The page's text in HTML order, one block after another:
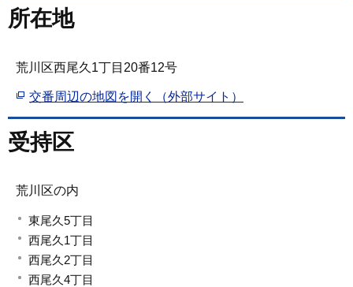
所在地
荒川区西尾久1丁目20番12号
交番周辺の地図を開く（外部サイト）
受持区
荒川区の内
東尾久5丁目
西尾久1丁目
西尾久2丁目
西尾久4丁目